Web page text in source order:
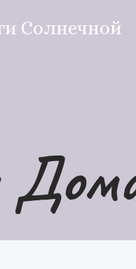
Солнечной